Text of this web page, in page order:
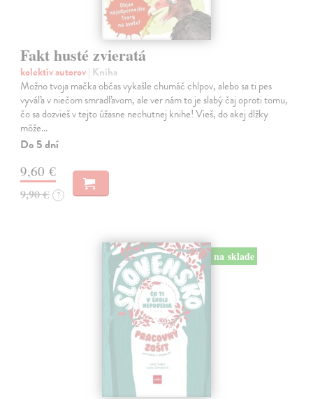
Fakt husté zvieratá
kolektív autorov| Kniha
Možno tvoja mačka občas vykašle chumáč chlpov, alebo sa ti pes
vyváľa v niečom smradľavom, ale ver nám to je slabý čaj oproti tomu,
čo sa dozvieš v tejto úžasne nechutnej knihe! Vieš, do akej dlžky
môže…
Do 5 dní
9,60 €
9,90 € ?
na sklade